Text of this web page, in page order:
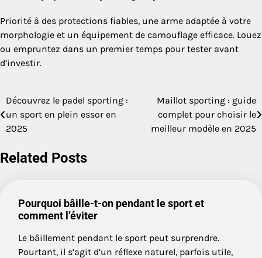
Priorité à des protections fiables, une arme adaptée à votre
morphologie et un équipement de camouflage efficace. Louez
ou empruntez dans un premier temps pour tester avant
d’investir.
Navigation
de
Découvrez le padel sporting :
un sport en plein essor en
2025
Maillot sporting : guide
complet pour choisir le
meilleur modèle en 2025
Related Posts
Pourquoi bâille-t-on pendant le sport et
comment l’éviter
Le bâillement pendant le sport peut surprendre.
Pourtant, il s’agit d’un réflexe naturel, parfois utile,